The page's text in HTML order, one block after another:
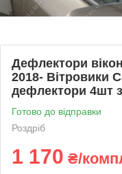
Дефлектори
2018- Вітровики
дефлектори 4шт
Готово до відправки
Роздріб
1 170 ₴/